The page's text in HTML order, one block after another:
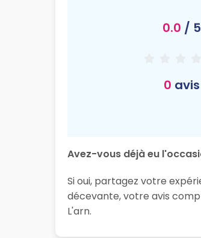
0.0 / 5
0 avis
Avez-vous déjà eu
Si oui, partagez votre
décevante, votre avis
L'arn.